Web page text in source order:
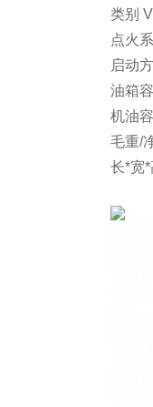
类别
点火
启动
油箱
机油
毛重/
长*宽